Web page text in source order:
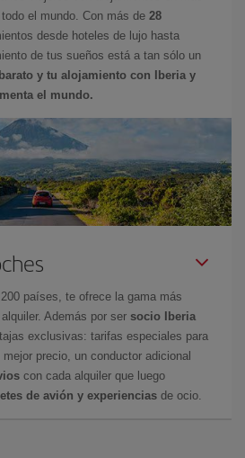
el mundo. Con más de 28
desde hoteles de lujo hasta
de tus sueños está a tan sólo un
y tu alojamiento con Iberia y
el mundo.
200 países, te ofrece la gama más
Además por ser socio Iberia
exclusivas: tarifas especiales para
precio, un conductor adicional
con cada alquiler que luego
de avión y experiencias de ocio.